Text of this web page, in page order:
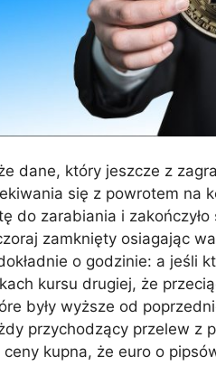
dane, który jeszcze z
się z powrotem na
do zarabiania i zakończyło
zamknięty osiagając
o godzinie: a jeśli
kursu drugiej, że
były wyższe od
przychodzący przelew z
kupna, że euro o